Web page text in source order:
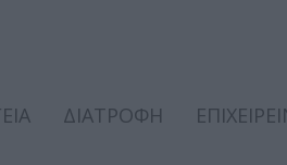
ΔΙΑΤΡΟΦΗ